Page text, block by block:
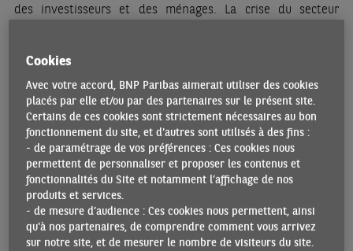
des investisseurs et des ménages. La crise du secteur
et des difficultés croissantes de certaines institutions
financières. Depuis l’été, le gouvernement et la banque
centrale ont multiplié les mesures de relance. L’activité
s’est renforcée et l’inflation est restée très faible. A court
terme, la croissance devrait se stabiliser. L’action des
autorités reste contrainte par l’excès de dette de
l’économie et la fragilité des finances des collectivités
locales.
ZONE EURO
Cookies
Avec votre accord, BNP Paribas aimerait utiliser des cookies
placés par elle et/ou par des partenaires sur le présent site.
Certains de ces cookies sont strictement nécessaires au bon
fonctionnement du site, et d'autres sont utilisés à des fins :
- de paramétrage de vos préférences : Ces cookies nous
permettent de personnaliser et proposer les contenus et
fonctionnalités du Site et notamment l’affichage de nos
produits et services.
- de mesure d’audience : Ces cookies nous permettent, ainsi
qu'à nos partenaires, de comprendre comment vous arrivez
sur notre site, et de mesurer le nombre de visiteurs du site.